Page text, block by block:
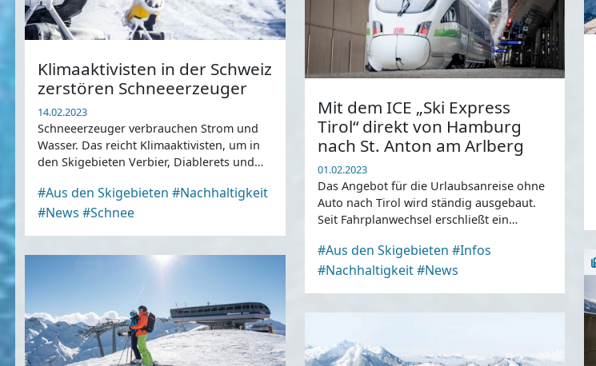
Klimaaktivisten in der Schweiz
zerstören Schneeerzeuger
14.02.2023
Schneeerzeuger verbrauchen Strom und
Wasser. Das reicht Klimaaktivisten, um in
den Skigebieten Verbier, Diablerets und
#Aus den Skigebieten #Nachhaltigkeit
#News #Schnee
Mit dem ICE „Ski Express
Tirol“ direkt von Hamburg
nach St. Anton am Arlberg
01.02.2023
Das Angebot für die Urlaubsanreise ohne
Auto nach Tirol wird ständig ausgebaut.
Seit Fahrplanwechsel erschließt ein
Arlbergregion .
#Aus den Skigebieten #Infos
#Nachhaltigkeit#News